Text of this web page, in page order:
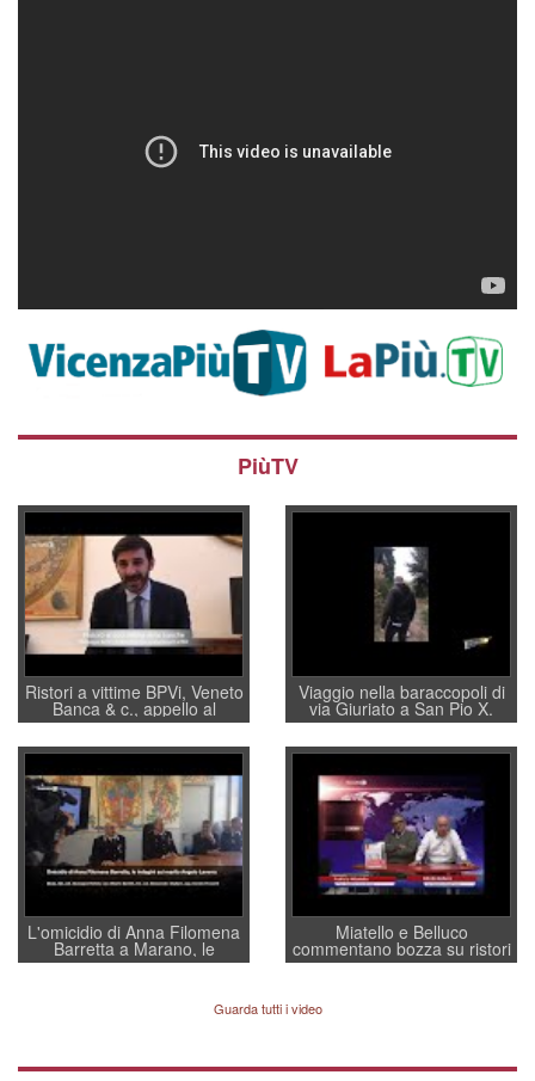
PiùTV
Ristori a vittime BPVi, Veneto
Banca & c., appello al
sottosegretario Alessio
Villarosa: per mettere ordine
convochi con Di Maio CNCU
a supporto della cabina di
regia al Mef
Viaggio nella baraccopoli di
via Giuriato a San Pio X.
Vicenza ai Vicentini: “faremo
un regalo di Natale ai
residenti”
L'omicidio di Anna Filomena
Barretta a Marano, le
indagini dei carabinieri di
Lavarra: più avvincenti di
quelle di... Barbara D'Urso
Miatello e Belluco
commentano bozza su ristori
BPVi e Veneto Banca
Guarda tutti i video